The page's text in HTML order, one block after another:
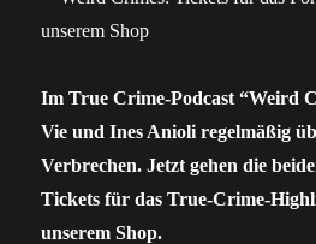
Im True Crime-Podcast “Weird
Vie und Ines Anioli regelmäßig
Verbrechen. Jetzt gehen die
Tickets für das True-Crime-
unserem Shop.